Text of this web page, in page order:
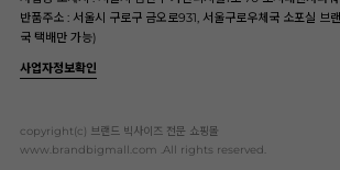
반품주소 : 서울시 구로구 금오로931, 서울구로우체국 소포실 브
국 택배만 가능)
사업자정보확인
copyright(c) 브랜드 빅사이즈 전문 쇼핑몰
www.brandbigmall.com .All rights reserved.